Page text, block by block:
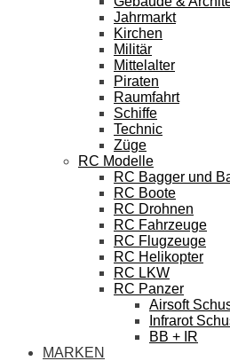
Jahrmarkt
Kirchen
Militär
Mittelalter
Piraten
Raumfahrt
Schiffe
Technic
Züge
RC Modelle
RC Bagger und
RC Boote
RC Drohnen
RC Fahrzeuge
RC Flugzeuge
RC Helikopter
RC LKW
RC Panzer
Airsoft
Infrarot
BB + IR
MARKEN